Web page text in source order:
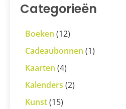
Categorieën
Boeken (12)
Cadeaubonnen (1)
Kaarten (4)
Kalenders (2)
Kunst(15)